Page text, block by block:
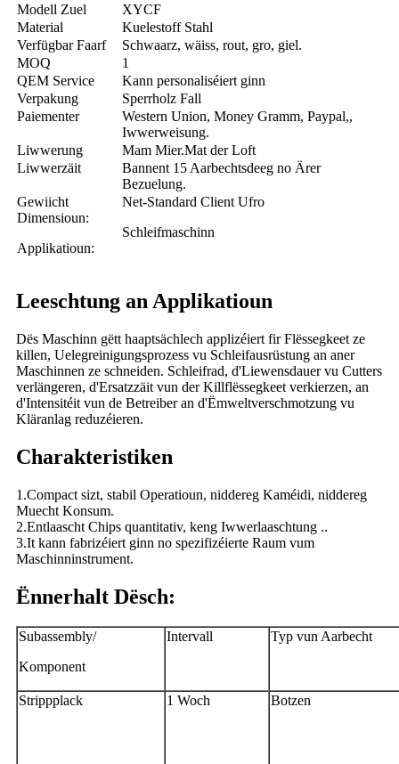
Modell Zuel
XYCF
Material
Kuelestoff Stahl
Verfügbar Faarf
Schwaarz, wäiss, rout, gro, giel.
MOQ
1
QEM Service
Kann personaliséiert ginn
Verpakung
Sperrholz Fall
Paiementer
Western Union, Money Gramm, Paypal,,
Iwwerweisung.
Liwwerung
Mam Mier.Mat der Loft
Liwwerzäit
Bannent 15 Aarbechtsdeeg no Ärer
Bezuelung.
Gewiicht
Dimensioun:
Applikatioun:
Net-Standard Client Ufro
Schleifmaschinn
Leeschtung an Applikatioun
Dës Maschinn gëtt haaptsächlech applizéiert fir Flëssegkeet ze
killen, Uelegreinigungsprozess vu Schleifausrüstung an aner
Maschinnen ze schneiden. Schleifrad, d'Liewensdauer vu Cutters
verlängeren, d'Ersatzzäit vun der Killflëssegkeet verkierzen, an
d'Intensitéit vun de Betreiber an d'Ëmweltverschmotzung vu
Kläranlag reduzéieren.
Charakteristiken
1.Compact sizt, stabil Operatioun, niddereg Kaméidi, niddereg
Muecht Konsum.
2.Entlaascht Chips quantitativ, keng Iwwerlaaschtung ..
3.It kann fabrizéiert ginn no spezifizéierte Raum vum
Maschinninstrument.
Ënnerhalt Dësch:
Subassembly/
Komponent
Intervall Typ vun Aarbecht
Strippplack 1 Woch Botzen